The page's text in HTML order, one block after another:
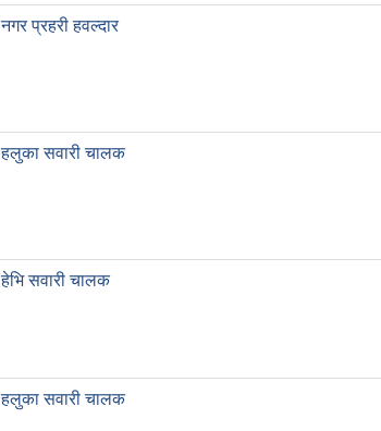
नगर प्रहरी हवल्दार
हलुका सवारी चालक
हेभि सवारी चालक
हलुका सवारी चालक